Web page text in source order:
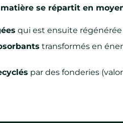
se répartit en
qui est ensuite régénérée
transformés en
par des fonderies